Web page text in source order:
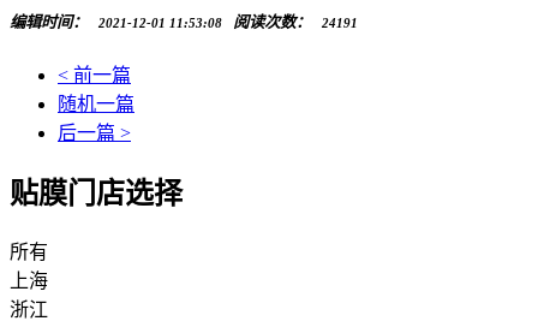
编辑时间： 2021-12-01 11:53:08 阅读次数： 24191
< 前一篇
随机一篇
后一篇 >
贴膜门店选择
所有
上海
浙江